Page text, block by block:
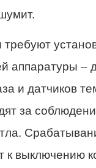
требуют
аппаратуры –
и датчиков
за
к выключению